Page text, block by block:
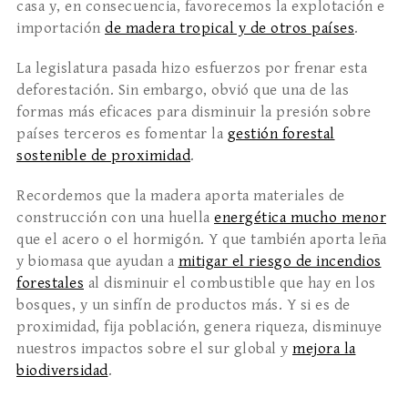
casa y, en consecuencia, favorecemos la explotación e
importación de madera tropical y de otros países.
La legislatura pasada hizo esfuerzos por frenar esta
deforestación. Sin embargo, obvió que una de las
formas más eficaces para disminuir la presión sobre
países terceros es fomentar la gestión forestal
sostenible de proximidad.
Recordemos que la madera aporta materiales de
construcción con una huella energética mucho menor
que el acero o el hormigón. Y que también aporta leña
y biomasa que ayudan a mitigar el riesgo de incendios
forestales al disminuir el combustible que hay en los
bosques, y un sinfín de productos más. Y si es de
proximidad, fija población, genera riqueza, disminuye
nuestros impactos sobre el sur global y mejora la
biodiversidad.